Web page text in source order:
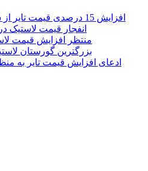
افزایش 15 درصدی قیمت تایر از شهریور ماه
انفجار قیمت لاستیک
منتظر افزایش قیمت
بزرگترین گورستان
ادعای افزایش قیمت تایر به